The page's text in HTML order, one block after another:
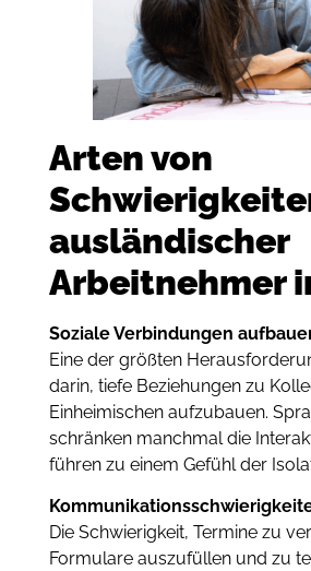
Arten von
ausländischer
Arbeitnehmer
Soziale Verbindungen
Eine der größten
darin, tiefe Beziehungen zu
Einheimischen aufzubauen.
schränken manchmal die
führen zu einem Gefühl der
Die Schwierigkeit, Termine zu
Formulare auszufüllen und zu